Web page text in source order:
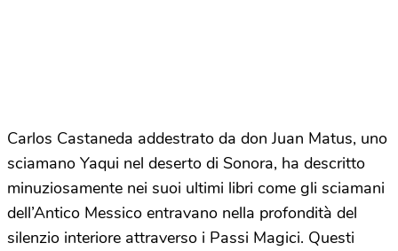
Carlos Castaneda addestrato da don Juan Matus, uno
sciamano Yaqui nel deserto di Sonora, ha descritto
minuziosamente nei suoi ultimi libri come gli sciamani
dell’Antico Messico entravano nella profondità del
silenzio interiore attraverso i Passi Magici. Questi